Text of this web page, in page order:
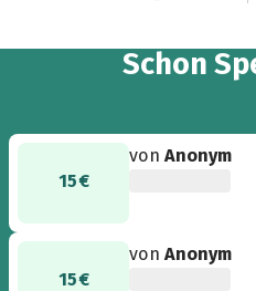
Schon 9
15 €
vonAnonym
15 €
vonAnonym